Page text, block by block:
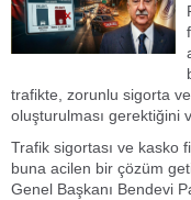
trafikte, zorunlu sigorta
oluşturulması gerektiğini
Trafik sigortası ve kasko
buna acilen bir çözüm
Genel Başkanı Bendevi